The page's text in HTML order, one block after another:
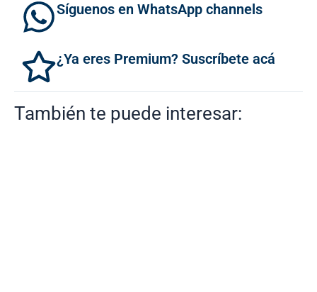
Síguenos en WhatsApp channels
¿Ya eres Premium? Suscríbete acá
También te puede interesar: